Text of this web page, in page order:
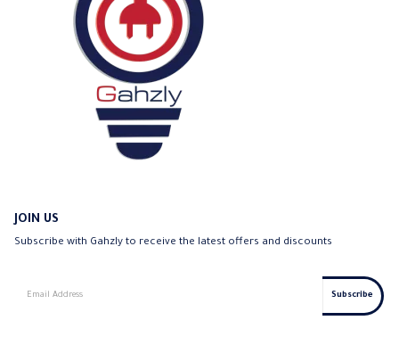
JOIN US
Subscribe with Gahzly to receive the latest offers and discounts